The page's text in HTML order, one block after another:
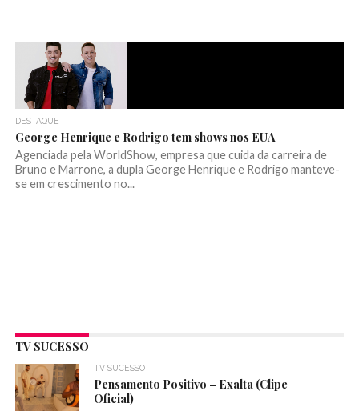
DESTAQUE
George Henrique e Rodrigo tem shows nos EUA
Agenciada pela WorldShow, empresa que cuida da carreira de
Bruno e Marrone, a dupla George Henrique e Rodrigo manteve-
se em crescimento no...
TV SUCESSO
TV SUCESSO
Pensamento Positivo – Exalta (Clipe
Oficial)